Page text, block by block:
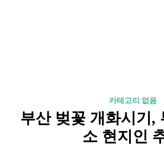
카테고리 없음
부산 벚꽃 개화시기,
소 현지인